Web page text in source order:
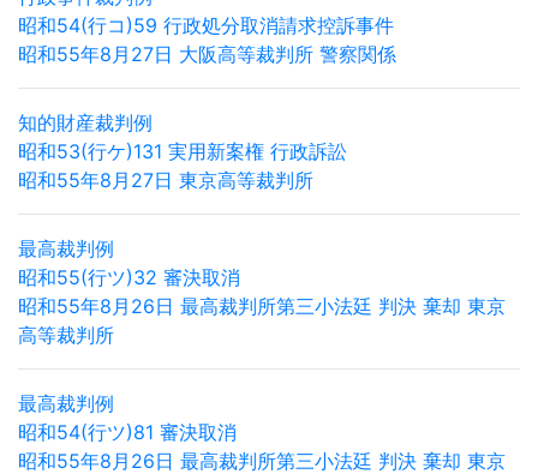
昭和54(行コ)59 行政処分取消請求控訴事件
昭和55年8月27日 大阪高等裁判所 警察関係
知的財産裁判例
昭和53(行ケ)131 実用新案権 行政訴訟
昭和55年8月27日 東京高等裁判所
最高裁判例
昭和55(行ツ)32 審決取消
昭和55年8月26日 最高裁判所第三小法廷 判決 棄却 東京
高等裁判所
最高裁判例
昭和54(行ツ)81 審決取消
昭和55年8月26日 最高裁判所第三小法廷 判決 棄却 東京